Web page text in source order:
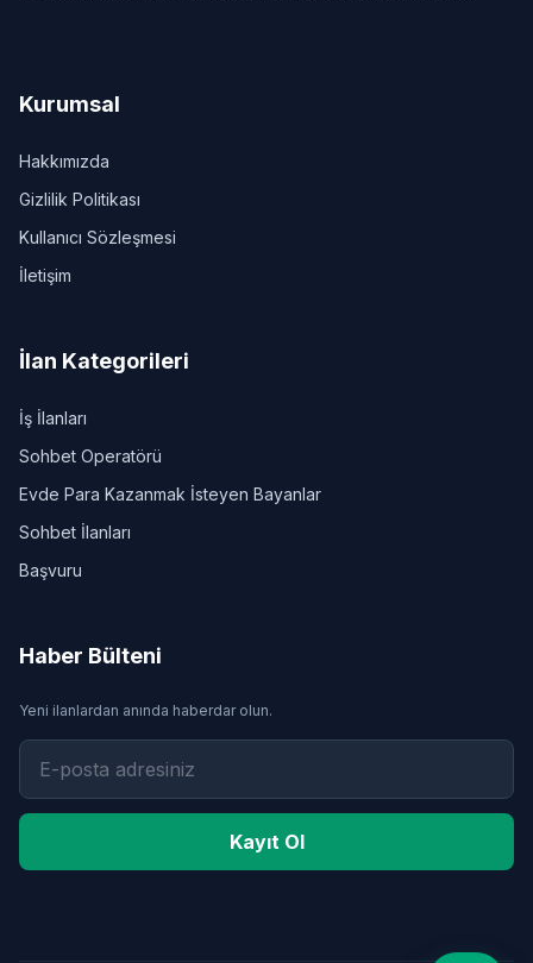
Kurumsal
Hakkımızda
Gizlilik Politikası
Kullanıcı Sözleşmesi
İletişim
İlan Kategorileri
İş İlanları
Sohbet Operatörü
Evde Para Kazanmak İsteyen Bayanlar
Sohbet İlanları
Başvuru
Haber Bülteni
Yeni ilanlardan anında haberdar olun.
Kayıt Ol